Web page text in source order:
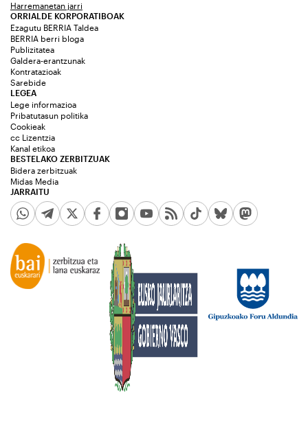
Harremanetan jarri
ORRIALDE KORPORATIBOAK
Ezagutu BERRIA Taldea
BERRIA berri bloga
Publizitatea
Galdera-erantzunak
Kontratazioak
Sarebide
JARRAITU
LEGEA
Lege informazioa
Pribatutasun politika
Cookieak
cc Lizentzia
Kanal etikoa
BESTELAKO ZERBITZUAK
Bidera zerbitzuak
Midas Media